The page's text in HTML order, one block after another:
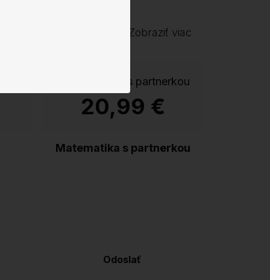
Zobraziť viac
20,99 €
Matematika s partnerkou
Odoslať